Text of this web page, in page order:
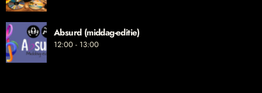
Absurd (middag-editie)
12:00 - 13:00